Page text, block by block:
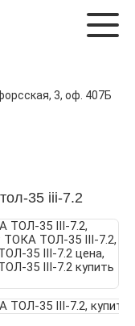
3, оф. 407Б
35 iii-7.2